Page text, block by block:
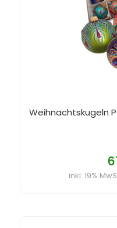
Weihnachtskugeln
inkl. 19%